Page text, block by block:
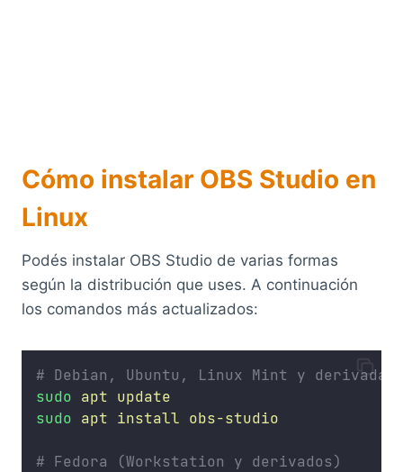
Cómo instalar OBS Studio en
Linux
Podés instalar OBS Studio de varias formas
según la distribución que uses. A continuación
los comandos más actualizados:
# Debian, Ubuntu, Linux Mint y derivadas
sudo apt update
sudo apt install obs-studio
# Fedora (Workstation y derivados)